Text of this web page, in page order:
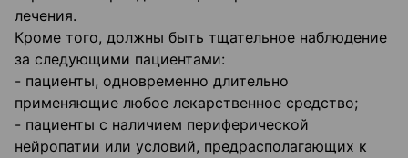
лечения.
Кроме того, должны быть тщательное наблюдение
за следующими пациентами:
- пациенты, одновременно длительно
применяющие любое лекарственное средство;
- пациенты с наличием периферической
нейропатии или условий, предрасполагающих к